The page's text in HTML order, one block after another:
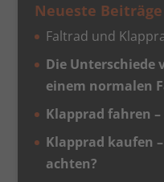
Neueste Beiträge
Faltrad und
Die Unterschiede
einem normalen
Klapprad fahren
Klapprad kaufen
achten?